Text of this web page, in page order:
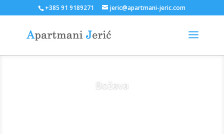
+385 91 9189271 jeric@apartmani-jeric.com
Božava